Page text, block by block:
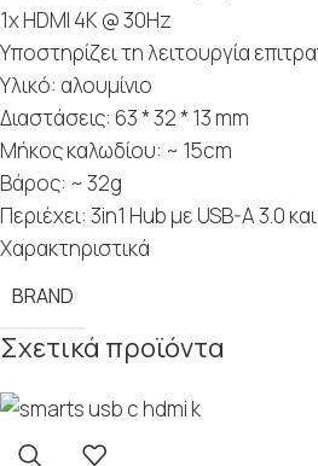
1x HDMI 4K @ 30Hz
Υποστηρίζει τη λειτουργία
Υλικό: αλουμίνιο
Διαστάσεις: 63 * 32 * 13 mm
Μήκος καλωδίου: ~ 15cm
Βάρος: ~ 32g
Περιέχει: 3in1 Hub με USB-A 3.0
Χαρακτηριστικά
BRAND
Σχετικά προϊόντα